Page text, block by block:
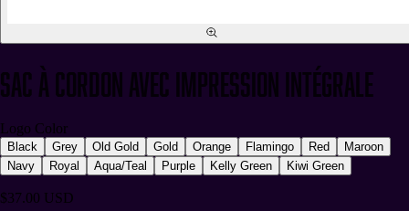
Sac à cordon avec impression intégrale
Logo Color
Black Grey Old Gold Gold Orange Flamingo Red
Maroon
Navy
Royal Aqua/Teal Purple Kelly Green Kiwi Green
$37.00 USD